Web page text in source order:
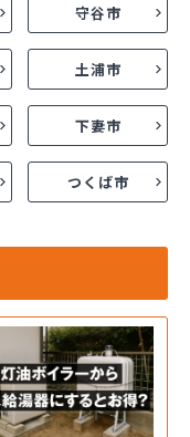
守谷市
土浦市
下妻市
つくば市